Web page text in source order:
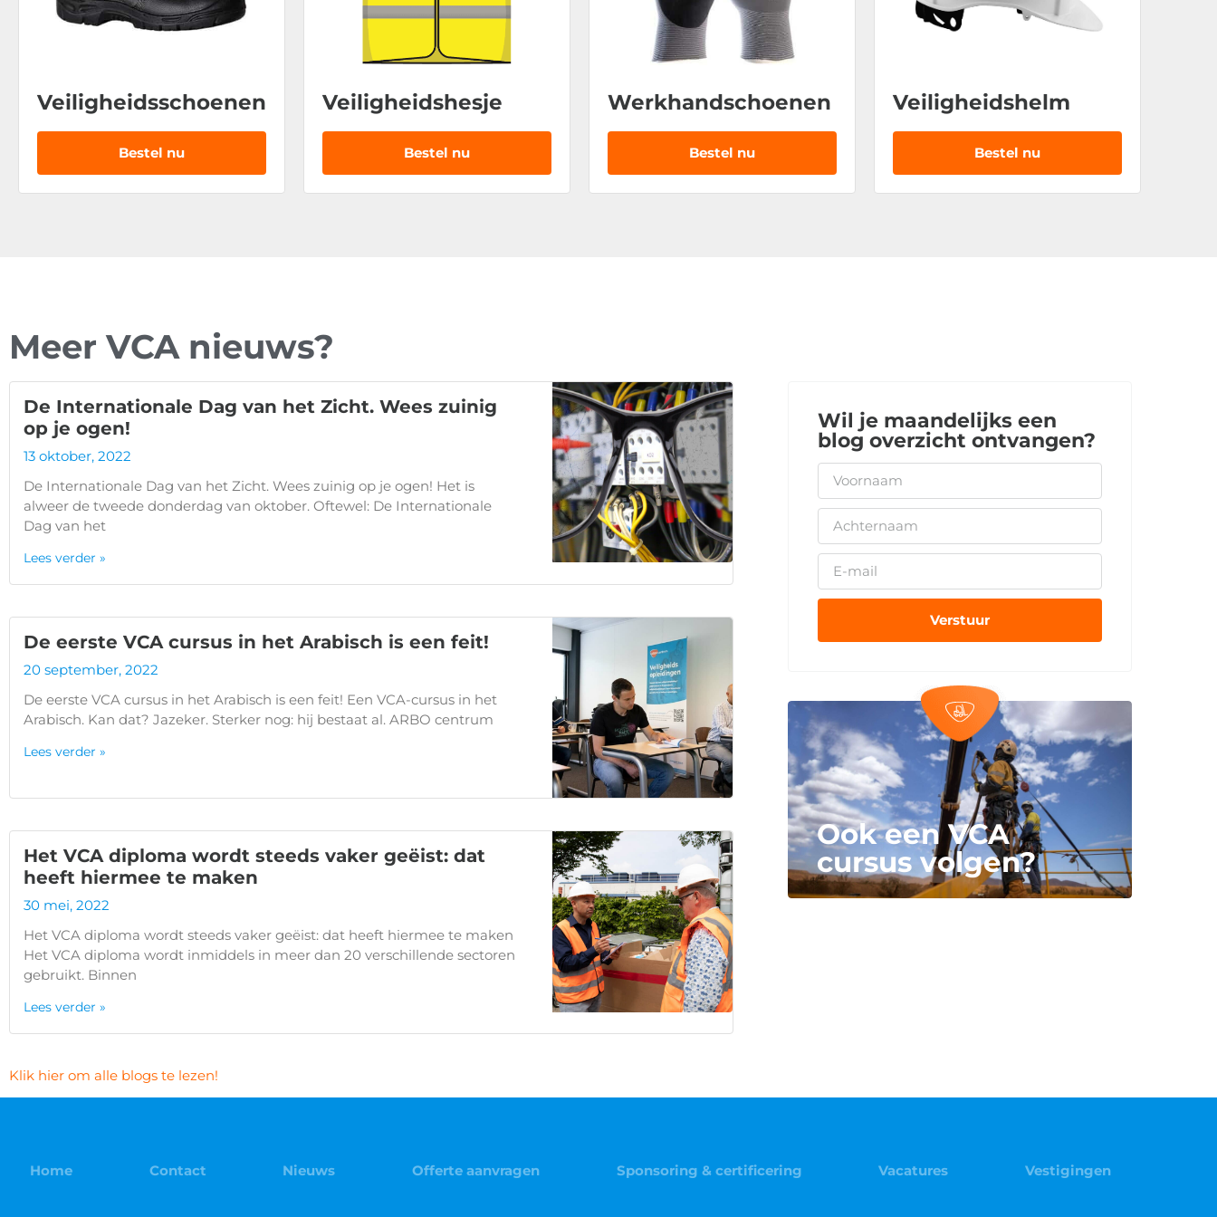
Veiligheidsschoenen
Bestel nu
Veiligheidshesje
Bestel nu
Werkhandschoenen
Bestel nu
Veiligheidshelm
Bestel nu
Meer VCA nieuws?
De Internationale Dag van het Zicht. Wees zuinig
op je ogen!
13 oktober, 2022
De Internationale Dag van het Zicht. Wees zuinig op je ogen! Het is
alweer de tweede donderdag van oktober. Oftewel: De Internationale
Dag van het
Lees verder »
De eerste VCA cursus in het Arabisch is een feit!
20 september, 2022
De eerste VCA cursus in het Arabisch is een feit! Een VCA-cursus in het
Arabisch. Kan dat? Jazeker. Sterker nog: hij bestaat al. ARBO centrum
Lees verder »
Het VCA diploma wordt steeds vaker geëist: dat
heeft hiermee te maken
30 mei, 2022
Het VCA diploma wordt steeds vaker geëist: dat heeft hiermee te maken
Het VCA diploma wordt inmiddels in meer dan 20 verschillende sectoren
gebruikt. Binnen
Lees verder »
Klik hier om alle blogs te lezen!
Wil je maandelijks een
blog overzicht ontvangen?
Verstuur
Ook een VCA
cursus volgen?
Home Contact Nieuws Offerte aanvragen Sponsoring & certificering Vacatures Vestigingen